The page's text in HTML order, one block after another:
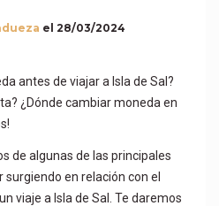
el 28/03/2024
antes de viajar a Isla de Sal?
¿Dónde cambiar moneda en
de algunas de las principales
en relación con el
viaje a Isla de Sal. Te daremos